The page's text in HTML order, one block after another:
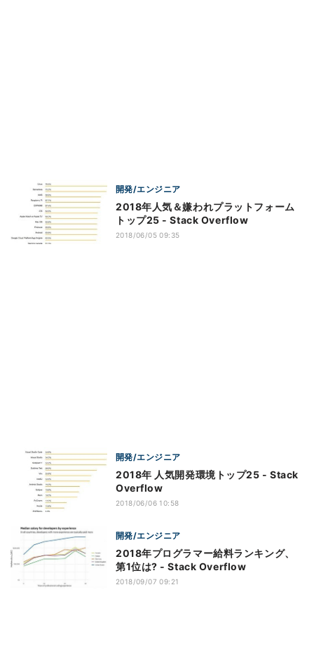
開発/エンジニア
2018年人気＆嫌われプラットフォーム
トップ25 - Stack Overflow
2018/06/05 09:35
開発/エンジニア
2018年 人気開発環境トップ25 - Stack
Overflow
2018/06/06 10:58
開発/エンジニア
2018年プログラマー給料ランキング、
第1位は? - Stack Overflow
2018/09/07 09:21